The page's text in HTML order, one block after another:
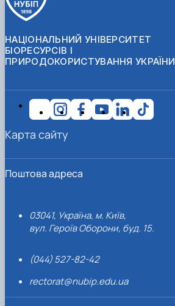
НАЦІОНАЛЬНИЙ УНІВЕРСИТЕТ
БІОРЕСУРСІВ І
ПРИРОДОКОРИСТУВАННЯ УКРАЇНИ
Поштова адреса
03041, Україна, м. Київ,
вул. Героїв Оборони, буд. 15.
(044) 527-82-42
rectorat@nubip.edu.ua
Карта сайту